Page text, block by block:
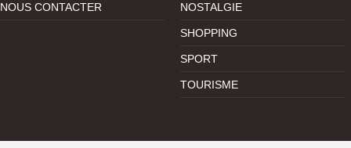
NOUS CONTACTER NOSTALGIE
SHOPPING
SPORT
TOURISME